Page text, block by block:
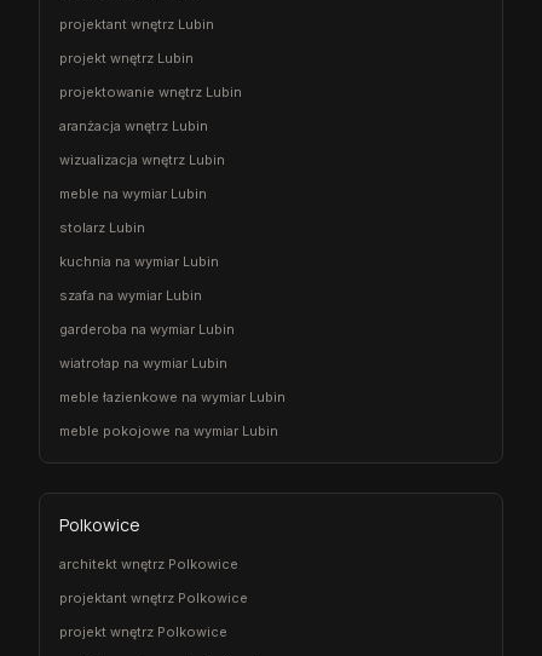
projektant wnętrz Lubin
projekt wnętrz Lubin
projektowanie wnętrz Lubin
aranżacja wnętrz Lubin
wizualizacja wnętrz Lubin
meble na wymiar Lubin
stolarz Lubin
kuchnia na wymiar Lubin
szafa na wymiar Lubin
garderoba na wymiar Lubin
wiatrołap na wymiar Lubin
meble łazienkowe na wymiar Lubin
meble pokojowe na wymiar Lubin
Polkowice
architekt wnętrz Polkowice
projektant wnętrz Polkowice
projekt wnętrz Polkowice